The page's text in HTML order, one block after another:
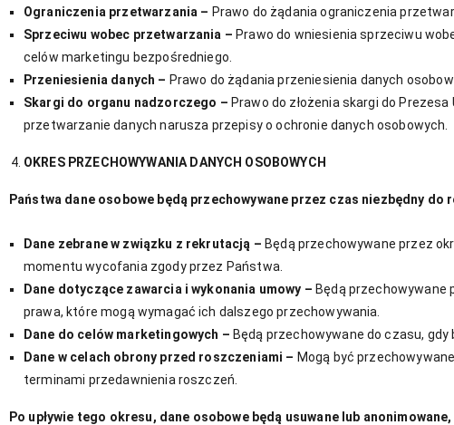
Ograniczenia przetwarzania – Prawo do żądania ograniczenia
Sprzeciwu wobec przetwarzania – Prawo do wniesienia sprzeciwu
celów marketingu bezpośredniego.
Przeniesienia danych – Prawo do żądania przeniesienia danych
Skargi do organu nadzorczego – Prawo do złożenia skargi do
przetwarzanie danych narusza przepisy o ochronie danych osobowych.
OKRES PRZECHOWYWANIA DANYCH OSOBOWYCH
Państwa dane osobowe będą przechowywane przez czas niezbędny
Dane zebrane w związku z rekrutacją – Będą przechowywane przez
momentu wycofania zgody przez Państwa.
Dane dotyczące zawarcia i wykonania umowy – Będą przechowywane
prawa, które mogą wymagać ich dalszego przechowywania.
Dane do celów marketingowych – Będą przechowywane do czasu,
Dane w celach obrony przed roszczeniami – Mogą być
terminami przedawnienia roszczeń.
Po upływie tego okresu, dane osobowe będą usuwane lub